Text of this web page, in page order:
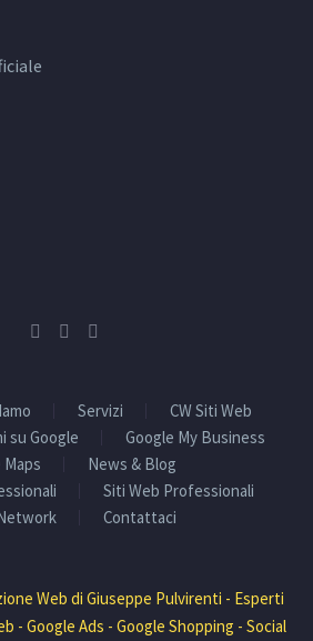
Servizi
CW Siti Web
su Google
Google My Business
News & Blog
Siti Web Professionali
Contattaci
Web di Giuseppe Pulvirenti - Esperti
- Google Ads - Google Shopping - Social